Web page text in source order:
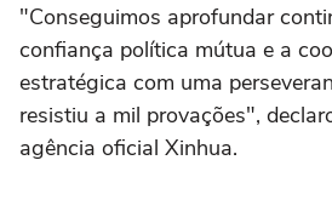
"Conseguimos aprofundar
confiança política mútua e a
estratégica com uma
resistiu a mil provações",
agência oficial Xinhua.